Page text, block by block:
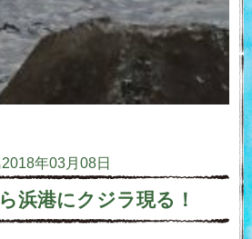
2018年03月08日
浜港にクジラ現る！